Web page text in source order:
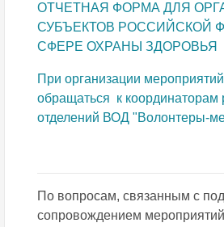
ОТЧЕТНАЯ ФОРМА ДЛЯ
СУБЪЕКТОВ РОССИЙСКОЙ
СФЕРЕ ОХРАНЫ ЗДОРОВЬЯ
При организации
обращаться к координаторам
отделений ВОД "Волонтеры-
По вопросам, связанным с
сопровождением